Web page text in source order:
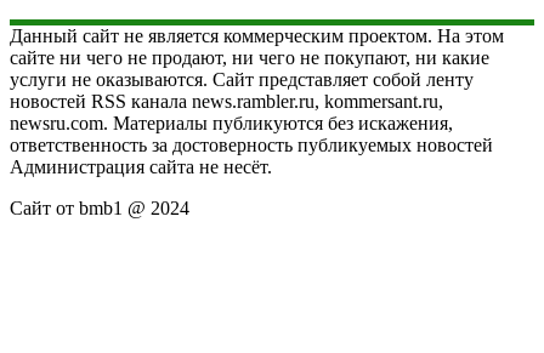
Данный сайт не является коммерческим проектом. На этом
сайте ни чего не продают, ни чего не покупают, ни какие
услуги не оказываются. Сайт представляет собой ленту
новостей RSS канала news.rambler.ru, kommersant.ru,
newsru.com. Материалы публикуются без искажения,
ответственность за достоверность публикуемых новостей
Администрация сайта не несёт.
Сайт от bmb1 @ 2024